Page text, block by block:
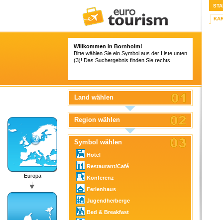
Willkommen in Bornholm!
Bitte wählen Sie ein Symbol aus der Liste unten
(3)! Das Suchergebnis finden Sie rechts.
Europa
Land wählen
Region wählen
Symbol wählen
Hotel
Restaurant/Café
Konferenz
Ferienhaus
Jugendherberge
Bed & Breakfast